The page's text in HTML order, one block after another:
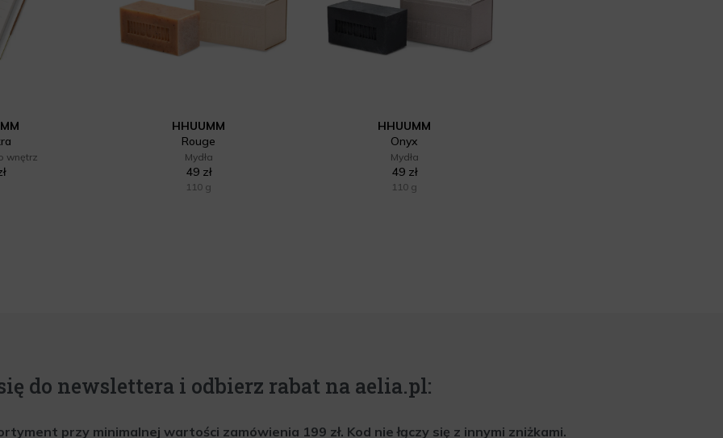
wnętrz
HHUUMM
Rouge
Mydła
49 zł
110 g
HHUUMM
Onyx
Mydła
49 zł
110 g
do newslettera i odbierz rabat na aelia.pl:
przy minimalnej wartości zamówienia 199 zł. Kod nie łączy się z innymi zniżkami.